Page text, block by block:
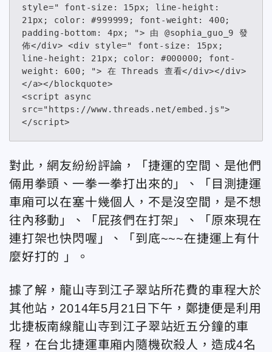
style=" font-size: 15px; line-height:
21px; color: #999999; font-weight: 400;
padding-bottom: 4px; "> 由 @sophia_guo_9 發
佈</div> <div style=" font-size: 15px;
line-height: 21px; color: #000000; font-
weight: 600; "> 在 Threads 查看</div></div>
</a></blockquote>
<script async
src="https://www.threads.net/embed.js">
</script>
對此，網友紛紛評論，「捷運的空間、是他們
倆用拳頭、一拳一拳打出來的」、「目測捷運
車廂可以在塞十幾個人，不是沒空間，是不想
往內移動」、「屁孩們在打架」、「原來現在
連打架也快閃喔」、「到底~~~在捷運上有什
麼好打的 」。
據了解，龍山寺到江子翠站所花費的車程大於
其他站，2014年5月21日下午，鄭捷便是利用
北捷板南線龍山寺到江子翠站近五分鐘的車
程，在台北捷運車廂内隨機砍殺人，造成4名